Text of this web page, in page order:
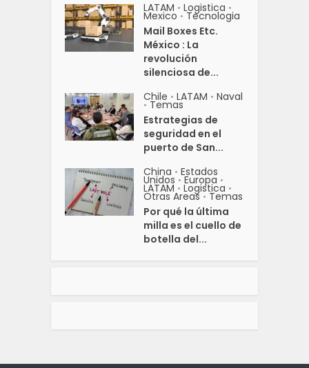
LATAM • Logistica •
Mexico • Tecnologia
Mail Boxes Etc.
México : La
revolución
silenciosa de...
Chile • LATAM • Naval
• Temas
Estrategias de
seguridad en el
puerto de San...
China • Estados
Unidos • Europa •
LATAM • Logistica •
Otras Areas • Temas
Por qué la última
milla es el cuello de
botella del...